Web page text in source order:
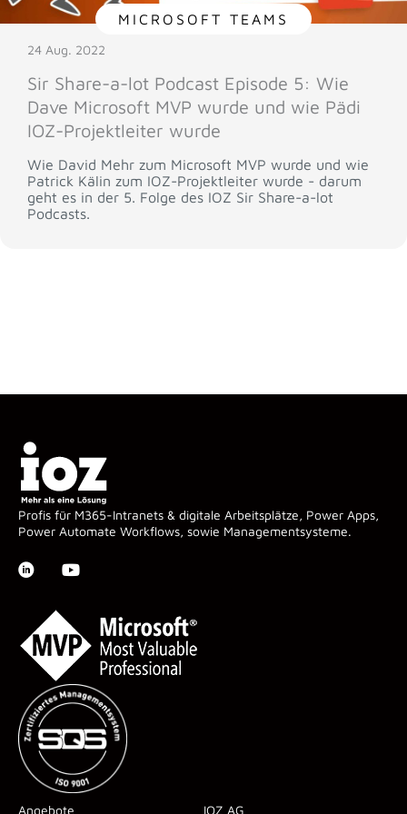
MICROSOFT TEAMS
24 Aug. 2022
Sir Share-a-lot Podcast Episode 5: Wie
Dave Microsoft MVP wurde und wie Pädi
IOZ-Projektleiter wurde
Wie David Mehr zum Microsoft MVP wurde und wie
Patrick Kälin zum IOZ-Projektleiter wurde - darum
geht es in der 5. Folge des IOZ Sir Share-a-lot
Podcasts.
Profis für M365-Intranets & digitale Arbeitsplätze, Power Apps,
Power Automate Workflows, sowie Managementsysteme.
Angebote IOZ AG